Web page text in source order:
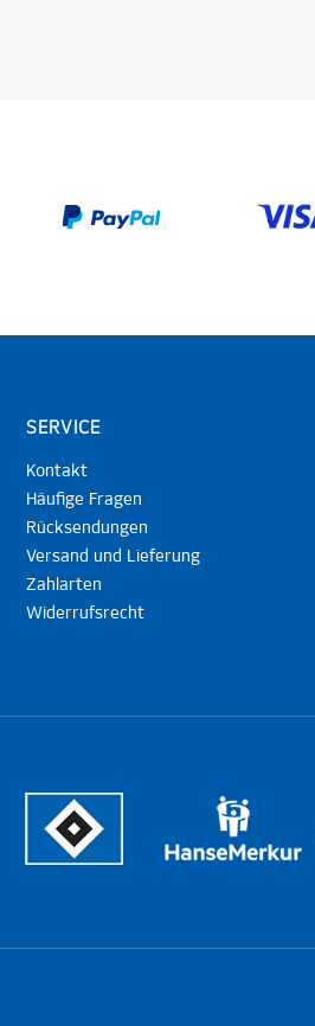
SERVICE
Kontakt
Häufige Fragen
Rücksendungen
Versand und Lieferung
Zahlarten
Widerrufsrecht